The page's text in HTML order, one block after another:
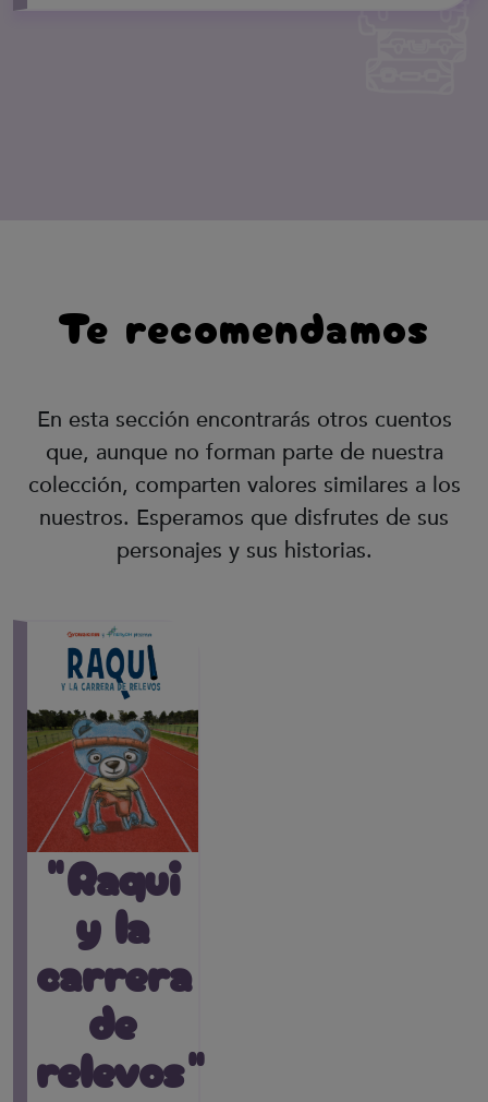
Te recomendamos
En esta sección encontrarás otros cuentos
que, aunque no forman parte de nuestra
colección, comparten valores similares a los
nuestros. Esperamos que disfrutes de sus
personajes y sus historias.
"Raqui
y la
carrera
de
relevos"